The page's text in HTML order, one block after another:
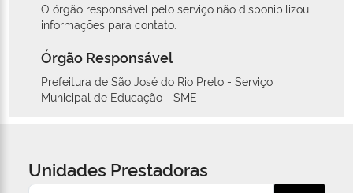
O órgão responsável pelo serviço não disponibilizou
informações para contato.
Órgão Responsável
Prefeitura de São José do Rio Preto - Serviço
Municipal de Educação - SME
Unidades Prestadoras